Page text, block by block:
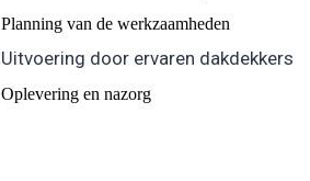
Planning van de werkzaamheden
Uitvoering door ervaren dakdekkers
Oplevering en nazorg